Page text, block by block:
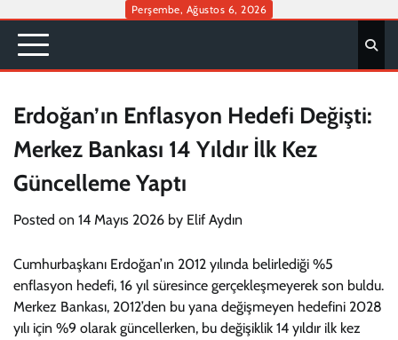
content
Perşembe, Ağustos 6, 2026
Erdoğan’ın Enflasyon Hedefi Değişti:
Merkez Bankası 14 Yıldır İlk Kez
Güncelleme Yaptı
Posted on 14 Mayıs 2026 by Elif Aydın
Cumhurbaşkanı Erdoğan’ın 2012 yılında belirlediği %5
enflasyon hedefi, 16 yıl süresince gerçekleşmeyerek son buldu.
Merkez Bankası, 2012’den bu yana değişmeyen hedefini 2028
yılı için %9 olarak güncellerken, bu değişiklik 14 yıldır ilk kez